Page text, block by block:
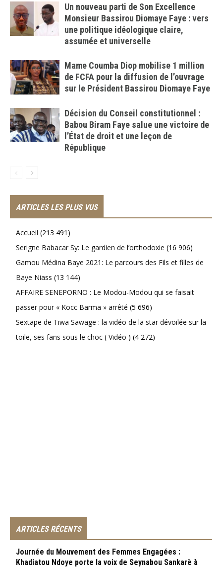
Un nouveau parti de Son Excellence
Monsieur Bassirou Diomaye Faye : vers
une politique idéologique claire,
assumée et universelle
Mame Coumba Diop mobilise 1 million
de FCFA pour la diffusion de l’ouvrage
sur le Président Bassirou Diomaye Faye
Décision du Conseil constitutionnel :
Babou Biram Faye salue une victoire de
l’État de droit et une leçon de
République
ARTICLES LES PLUS VUS
Accueil (213 491)
Serigne Babacar Sy: Le gardien de l’orthodoxie (16 906)
Gamou Médina Baye 2021: Le parcours des Fils et filles de
Baye Niass (13 144)
AFFAIRE SENEPORNO : Le Modou-Modou qui se faisait
passer pour « Kocc Barma » arrêté (5 696)
Sextape de Tiwa Sawage : la vidéo de la star dévoilée sur la
toile, ses fans sous le choc ( Vidéo ) (4 272)
ARTICLES RÉCENTS
Journée du Mouvement des Femmes Engagées :
Khadiatou Ndoye porte la voix de Seynabou Sankarè à